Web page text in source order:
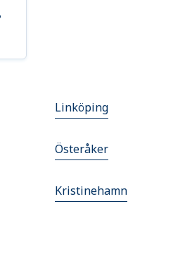
Linköping
Österåker
Kristinehamn